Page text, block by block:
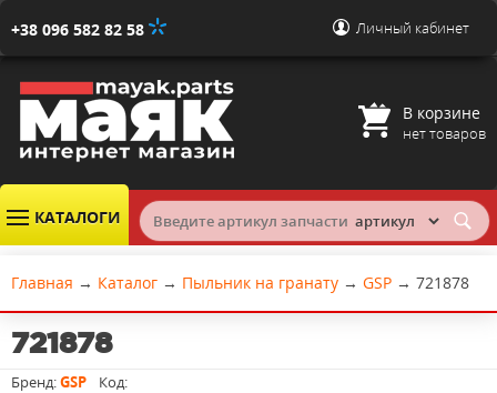
+38 096 582 82 58 Личный кабинет
В корзине
нет товаров
КАТАЛОГИ
Главная → Каталог → Пыльник на гранату → GSP → 721878
721878
Бренд:GSP Код: